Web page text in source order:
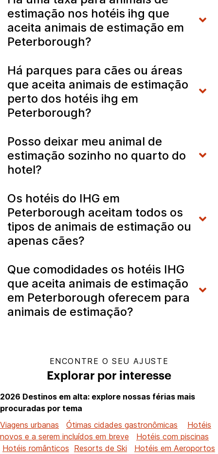
estimação nos hotéis ihg que
aceita animais de estimação em
Peterborough?
Há parques para cães ou áreas
que aceita animais de estimação
perto dos hotéis ihg em
Peterborough?
Posso deixar meu animal de
estimação sozinho no quarto do
hotel?
Os hotéis do IHG em
Peterborough aceitam todos os
tipos de animais de estimação ou
apenas cães?
Que comodidades os hotéis IHG
que aceita animais de estimação
em Peterborough oferecem para
animais de estimação?
ENCONTRE O SEU AJUSTE
Explorar por interesse
2026 Destinos em alta: explore nossas férias mais
procuradas por tema
Viagens urbanas
Ótimas cidades gastronômicas
Hotéis
novos e a serem incluídos em breve
Hotéis com piscinas
Hotéis românticos Resorts de Ski
Hotéis em Aeroportos